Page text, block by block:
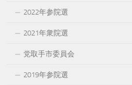
2022年参院選
2021年衆院選
党取手市委員会
2019年参院選